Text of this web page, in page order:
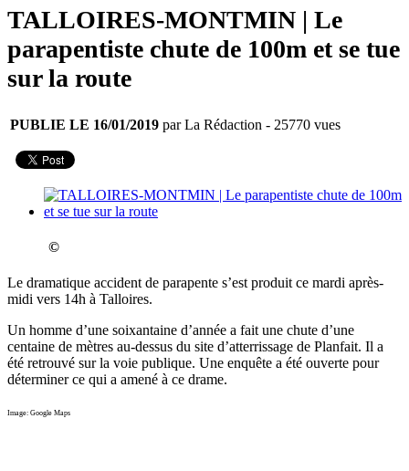
TALLOIRES-MONTMIN | Le
parapentiste chute de 100m et se tue
sur la route
PUBLIE LE 16/01/2019 par La Rédaction - 25770 vues
©
Le dramatique accident de parapente s’est produit ce mardi après-
midi vers 14h à Talloires.
Un homme d’une soixantaine d’année a fait une chute d’une
centaine de mètres au-dessus du site d’atterrissage de Planfait. Il a
été retrouvé sur la voie publique. Une enquête a été ouverte pour
déterminer ce qui a amené à ce drame.
Image: Google Maps